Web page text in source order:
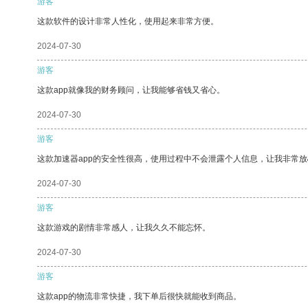
这款软件的设计非常人性化，使用起来非常方便。
2024-07-30
游客
这款app就像我的财务顾问，让我能够省钱又省心。
2024-07-30
游客
这款加速器app的安全性很高，使用过程中不会泄露个人信息，让我非常
2024-07-30
游客
这款游戏的剧情非常感人，让我久久不能忘怀。
2024-07-30
游客
这款app的物流非常快捷，我下单后很快就能收到商品。